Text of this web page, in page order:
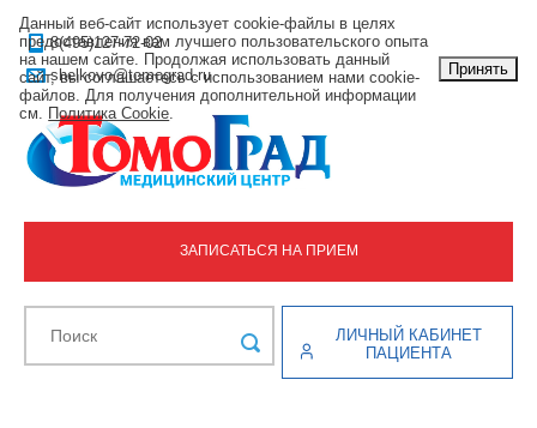
8(495)127-72-02
shelkovo@tomograd.ru
ЗАПИСАТЬСЯ НА ПРИЕМ
ЛИЧНЫЙ КАБИНЕТ
ПАЦИЕНТА
Данный веб-сайт использует cookie-файлы в целях
предоставления вам лучшего пользовательского опыта
на нашем сайте. Продолжая использовать данный
сайт, вы соглашаетесь с использованием нами cookie-
файлов. Для получения дополнительной информации
см. Политика Cookie.
Принять